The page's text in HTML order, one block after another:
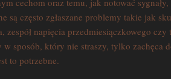
cechom oraz temu, jak notować
są często zgłaszane problemy takie jak
zespół napięcia przedmiesiączkowego
w sposób, który nie straszy, tylko zachęca
to potrzebne.